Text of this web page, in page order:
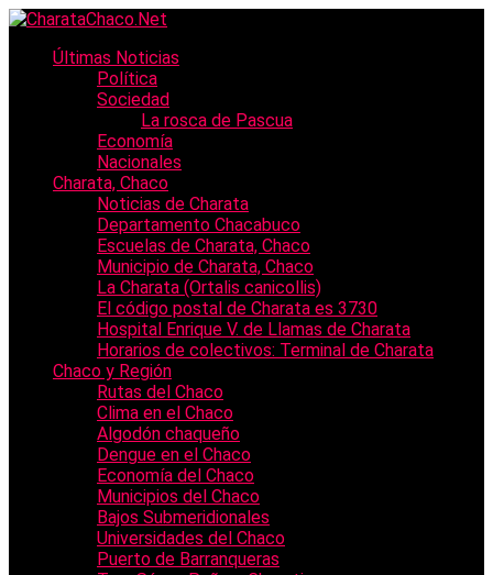
Últimas Noticias
Política
Sociedad
La rosca de Pascua
Economía
Nacionales
Charata, Chaco
Noticias de Charata
Departamento Chacabuco
Escuelas de Charata, Chaco
Municipio de Charata, Chaco
La Charata (Ortalis canicollis)
El código postal de Charata es 3730
Hospital Enrique V. de Llamas de Charata
Horarios de colectivos: Terminal de Charata
Chaco y Región
Rutas del Chaco
Clima en el Chaco
Algodón chaqueño
Dengue en el Chaco
Economía del Chaco
Municipios del Chaco
Bajos Submeridionales
Universidades del Chaco
Puerto de Barranqueras